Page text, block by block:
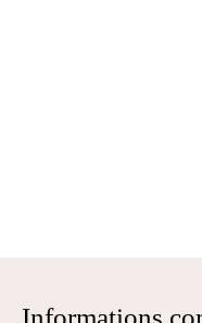
Informations